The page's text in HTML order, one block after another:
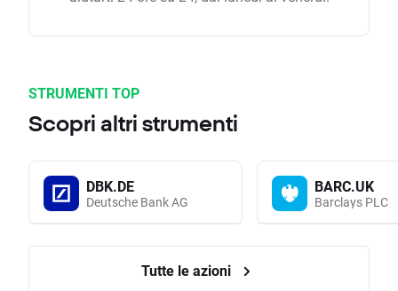
STRUMENTI TOP
Scopri altri strumenti
DBK.DE
Deutsche Bank AG
BARC.UK
Barclays PLC
Tutte le azioni